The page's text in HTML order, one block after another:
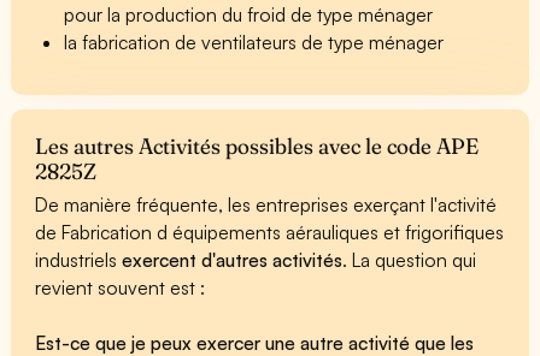
pour la production du froid de type ménager
la fabrication de ventilateurs de type ménager
Les autres Activités possibles avec le code APE
2825Z
De manière fréquente, les entreprises exerçant l'activité
de Fabrication d équipements aérauliques et frigorifiques
industrielsexercent d'autres activités. La question qui
revient souvent est :
Est-ce que je peux exercer une autre activité que les